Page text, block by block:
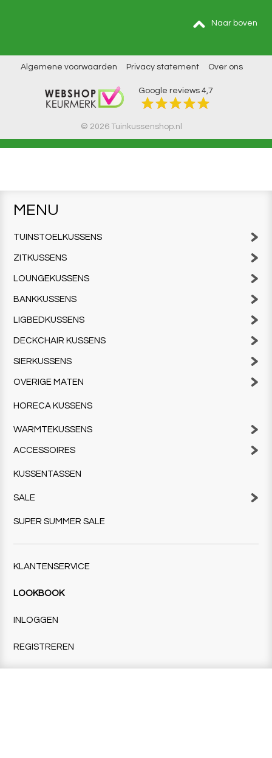
Naar boven
Algemene voorwaarden Privacy statement Over ons
Google reviews 4,7
© 2026 Tuinkussenshop.nl
MENU
TUINSTOELKUSSENS
ZITKUSSENS
LOUNGEKUSSENS
BANKKUSSENS
LIGBEDKUSSENS
DECKCHAIR KUSSENS
SIERKUSSENS
OVERIGE MATEN
HORECA KUSSENS
WARMTEKUSSENS
ACCESSOIRES
KUSSENTASSEN
SALE
SUPER SUMMER SALE
KLANTENSERVICE
LOOKBOOK
INLOGGEN
REGISTREREN